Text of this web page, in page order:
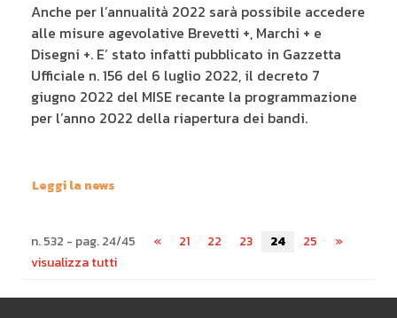
Anche per l’annualità 2022 sarà possibile accedere
alle misure agevolative Brevetti +, Marchi + e
Disegni +. E’ stato infatti pubblicato in Gazzetta
Ufficiale n. 156 del 6 luglio 2022, il decreto 7
giugno 2022 del MISE recante la programmazione
per l’anno 2022 della riapertura dei bandi.
Leggi la news
n. 532 - pag. 24/45 « 21 22 23 24 25
»
visualizza tutti